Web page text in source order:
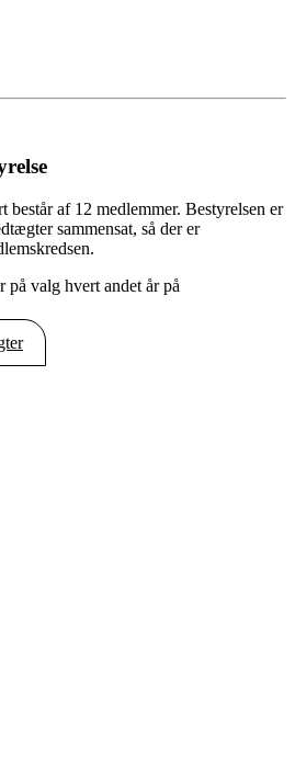
af 12 medlemmer. Bestyrelsen er
sammensat, så der er
på valg hvert andet år på